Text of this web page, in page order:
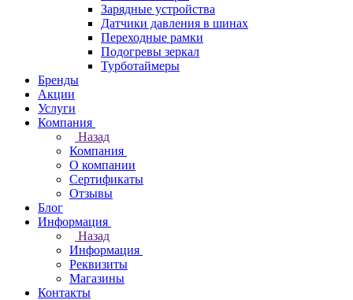
Зарядные устройства
Датчики давления в шинах
Переходные рамки
Подогревы зеркал
Турботаймеры
Бренды
Акции
Услуги
Компания
Назад
Компания
О компании
Сертификаты
Отзывы
Блог
Информация
Назад
Информация
Реквизиты
Магазины
Контакты